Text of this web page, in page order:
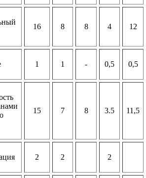
16 8 8 4 12
1 1 - 0,5 0,5
15 7 8 3.5 11,5
2 2 2